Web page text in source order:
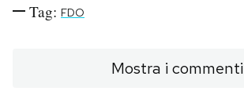
Tag: FDO
Mostra i commenti